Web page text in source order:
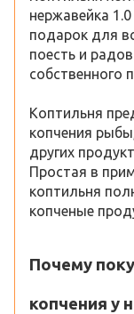
нержавейка
подарок для
поесть и
собственного
Коптильня
копчения
других
Простая в
коптильня
копченые
Почему
копчения у